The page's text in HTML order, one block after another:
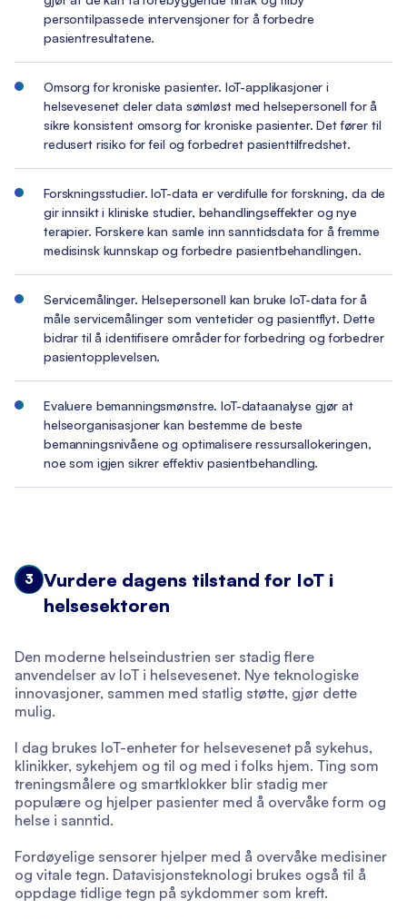
persontilpassede intervensjoner for å forbedre
pasientresultatene.
Omsorg for kroniske pasienter. IoT-applikasjoner i
helsevesenet deler data sømløst med helsepersonell for å
sikre konsistent omsorg for kroniske pasienter. Det fører til
redusert risiko for feil og forbedret pasienttilfredshet.
Forskningsstudier. IoT-data er verdifulle for forskning, da de
gir innsikt i kliniske studier, behandlingseffekter og nye
terapier. Forskere kan samle inn sanntidsdata for å fremme
medisinsk kunnskap og forbedre pasientbehandlingen.
Servicemålinger. Helsepersonell kan bruke IoT-data for å
måle servicemålinger som ventetider og pasientflyt. Dette
bidrar til å identifisere områder for forbedring og forbedrer
pasientopplevelsen.
Evaluere bemanningsmønstre. IoT-dataanalyse gjør at
helseorganisasjoner kan bestemme de beste
bemanningsnivåene og optimalisere ressursallokeringen,
noe som igjen sikrer effektiv pasientbehandling.
3
Vurdere dagens tilstand for IoT i
helsesektoren
Den moderne helseindustrien ser stadig flere
anvendelser av IoT i helsevesenet. Nye teknologiske
innovasjoner, sammen med statlig støtte, gjør dette
mulig.
I dag brukes IoT-enheter for helsevesenet på sykehus,
klinikker, sykehjem og til og med i folks hjem. Ting som
treningsmålere og smartklokker blir stadig mer
populære og hjelper pasienter med å overvåke form og
helse i sanntid.
Fordøyelige sensorer hjelper med å overvåke medisiner
og vitale tegn. Datavisjonsteknologi brukes også til å
oppdage tidlige tegn på sykdommer som kreft.